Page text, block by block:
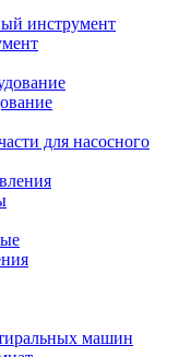
инструмент
для насосного
машин